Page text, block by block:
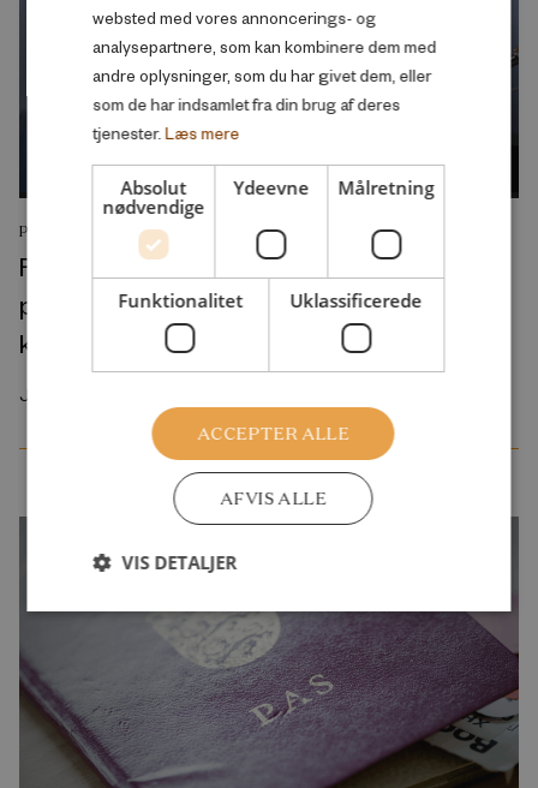
PODCAST
Folkeskolens nye “prøvepakke” vil give
pigerne et endnu større forspring på
karakterer
Juli 2026
websted med vores annoncerings- og
analysepartnere, som kan kombinere dem med
andre oplysninger, som du har givet dem, eller
som de har indsamlet fra din brug af deres
tjenester. Læs mere
Absolut
nødvendige
Ydeevne Målretning
Funktionalitet Uklassificerede
ACCEPTER ALLE
AFVIS ALLE
VIS DETALJER